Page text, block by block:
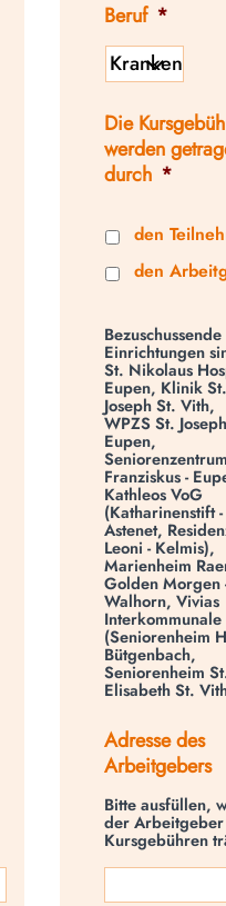
Beruf *
Die
werden
durch *
den
den
Bezuschussende
Einrichtungen
St. Nikolaus
Eupen, Klinik St.
Joseph St. Vith,
WPZS St.
Eupen,
Franziskus -
Kathleos VoG
(Katharinenstift -
Astenet,
Leoni - Kelmis),
Marienheim
Golden Morgen
Walhorn, Vivias
(Seniorenheim
Bütgenbach,
Seniorenheim
Elisabeth St.
Adresse des
Arbeitgebers
Bitte ausfüllen,
der
Kursgebühren